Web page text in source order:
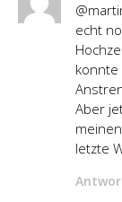
echt
Aber
letzte